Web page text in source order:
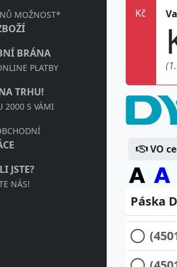
MOŽNOST*
BRÁNA
PLATBY
TRHU!
2000 S VÁMI
JSTE?
NÁS!
Kč
VO
Páska